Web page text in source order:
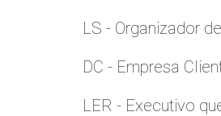
LS - Organizador
DC - Empresa
LER - Executivo